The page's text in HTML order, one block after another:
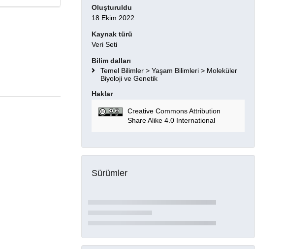
Oluşturuldu
18 Ekim 2022
Kaynak türü
Veri Seti
Bilim dalları
Temel Bilimler > Yaşam Bilimleri > Moleküler
Biyoloji ve Genetik
Haklar
Creative Commons Attribution
Share Alike 4.0 International
Sürümler